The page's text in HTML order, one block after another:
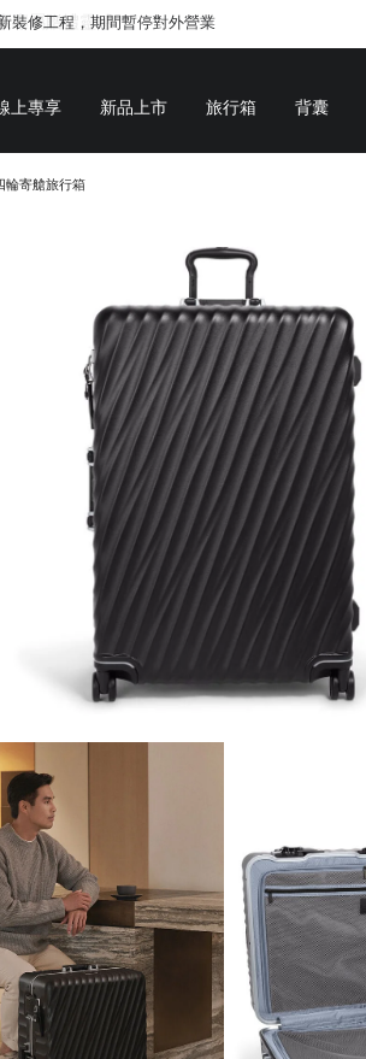
裝修工程，期間暫停對外營業
上專享 新品上市 旅行箱 背囊
輪寄艙旅行箱